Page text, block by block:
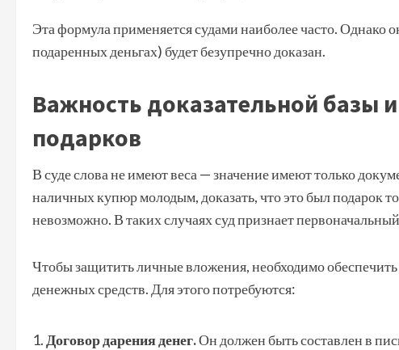
Эта формула применяется судами наиболее часто. Однако
подаренных деньгах) будет безупречно доказан.
Важность доказательной базы
подарков
В суде слова не имеют веса — значение имеют только
наличных купюр молодым, доказать, что это был подарок
невозможно. В таких случаях суд признает
Чтобы защитить личные вложения, необходимо
денежных средств. Для этого потребуются:
Договор дарения денег.Он должен быть составлен в